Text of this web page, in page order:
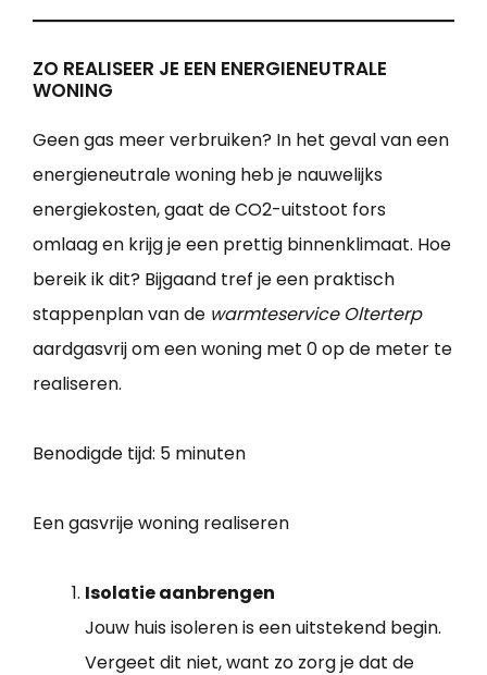
ZO REALISEER JE EEN ENERGIENEUTRALE
WONING
Geen gas meer verbruiken? In het geval van een
energieneutrale woning heb je nauwelijks
energiekosten, gaat de CO2-uitstoot fors
omlaag en krijg je een prettig binnenklimaat. Hoe
bereik ik dit? Bijgaand tref je een praktisch
stappenplan van de warmteservice Olterterp
aardgasvrij om een woning met 0 op de meter te
realiseren.
Benodigde tijd: 5 minuten
Een gasvrije woning realiseren
Isolatie aanbrengen
Jouw huis isoleren is een uitstekend begin.
Vergeet dit niet, want zo zorg je dat de